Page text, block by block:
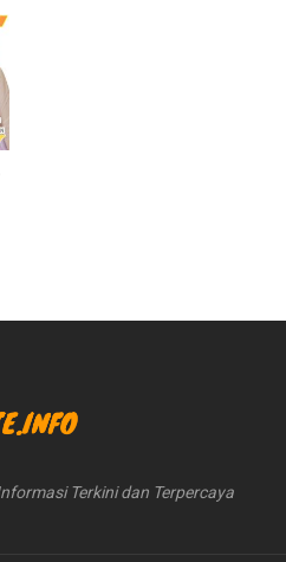
Terkini dan Terpercaya